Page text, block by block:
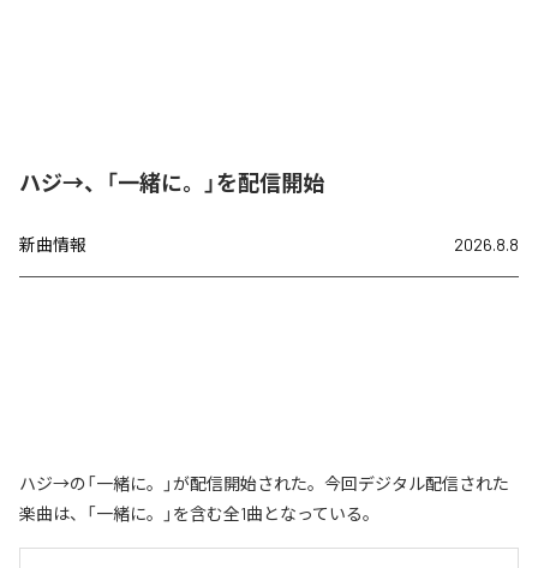
ハジ→、「一緒に。」を配信開始
新曲情報 2026.8.8
ハジ→の「一緒に。」が配信開始された。今回デジタル配信された
楽曲は、「一緒に。」を含む全1曲となっている。